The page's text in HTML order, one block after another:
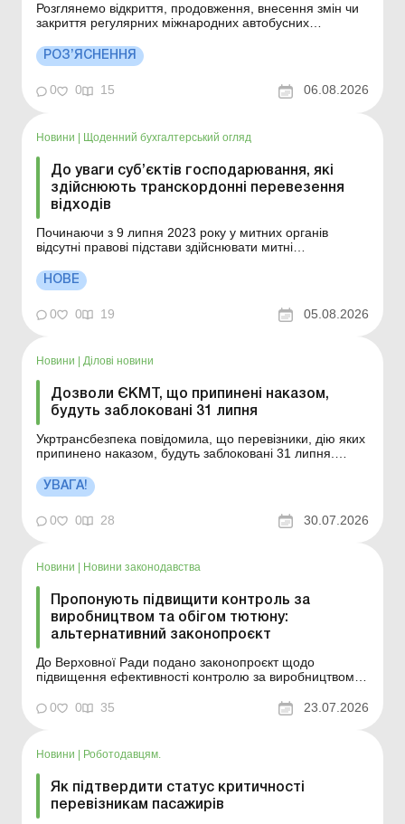
Розглянемо відкриття, продовження, внесення змін чи
закриття регулярних міжнародних автобусних
ПДР транспортним засобом юрособи: хто платить та як
обліковувати Особливості роботи та робочого часу
водіїв Міністерство з відновлення, інфраструктури та
тр...
РОЗ’ЯСНЕННЯ
0 0 15 06.08.2026
Новини | Щоденний бухгалтерський огляд
До уваги суб’єктів господарювання, які
здійснюють транскордонні перевезення
відходів
Починаючи з 9 липня 2023 року у митних органів
відсутні правові підстави здійснювати митні
небезпечних відходів через митний кордон України в
частині пропуску таких товарів та їх випуску у
відповідний митний режим на підставі дозвільного
документу. Детальні...
НОВЕ
0 0 19 05.08.2026
Новини | Ділові новини
Дозволи ЄКМТ, що припинені наказом,
будуть заблоковані 31 липня
Укртрансбезпека повідомила, що перевізники, дію яких
припинено наказом, будуть заблоковані 31 липня.
сільгосппродукції та міжнародні перевезення
Міжнародне перевезення: ставка ПДВ 0 %
застосовується на всьому шляху чи тільки на відрізку до
корд...
УВАГА!
0 0 28 30.07.2026
Новини Новини законодавства
Пропонують підвищити контроль за
виробництвом та обігом тютюну:
альтернативний законопроєкт
До Верховної Ради подано законопроєкт щодо
підвищення ефективності контролю за виробництвом
застосування ризикорієнтованого підходу під час
здійснення фінансового моніторингу. Що передбачає
алкогольні та тю...
0 0 35 23.07.2026
Новини Роботодавцям.
Як підтвердити статус критичності
перевізникам пасажирів